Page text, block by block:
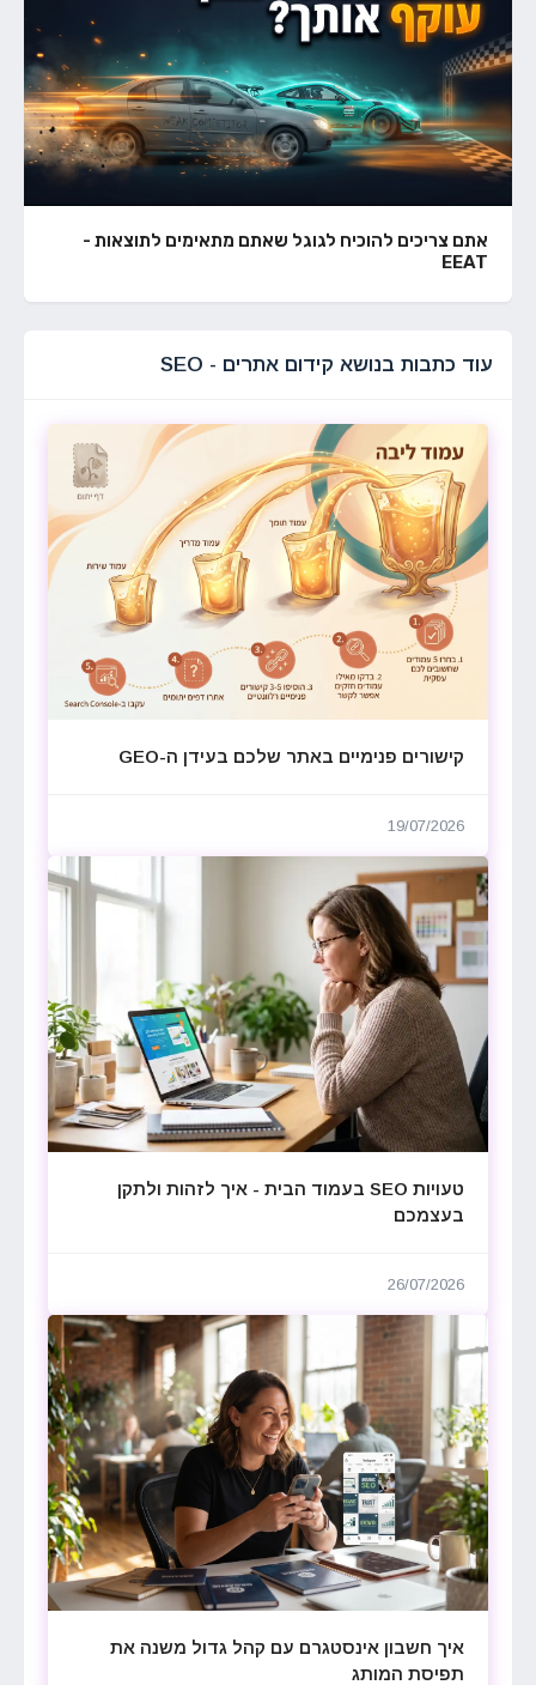
אתם צריכים להוכיח לגוגל שאתם מתאימים לתוצאות -
EEAT
עוד כתבות בנושא קידום אתרים - SEO
קישורים פנימיים באתר שלכם בעידן ה-GEO
19/07/2026
טעויות SEO בעמוד הבית - איך לזהות ולתקן
בעצמכם
26/07/2026
איך חשבון אינסטגרם עם קהל גדול משנה את
תפיסת המותג